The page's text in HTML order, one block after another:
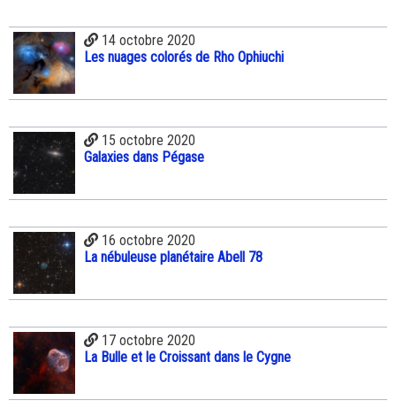
14 octobre 2020
Les nuages colorés de Rho Ophiuchi
15 octobre 2020
Galaxies dans Pégase
16 octobre 2020
La nébuleuse planétaire Abell 78
17 octobre 2020
La Bulle et le Croissant dans le Cygne